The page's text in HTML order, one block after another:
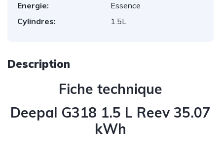
Energie:
Essence
Cylindres:
1.5L
Description
Fiche technique
Deepal G318 1.5 L Reev 35.07
kWh